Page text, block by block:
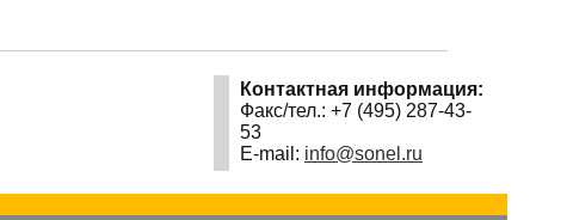
Контактная информация:
Факс/тел.: +7 (495) 287-43-
53
E-mail: info@sonel.ru